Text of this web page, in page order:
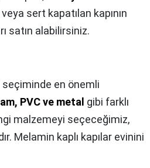
sert kapatılan kapının
satın alabilirsiniz.
seçiminde en önemli
PVC ve metal gibi farklı
malzemeyi seçeceğimiz,
Melamin kaplı kapılar evinini